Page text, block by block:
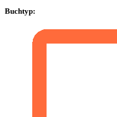
Buchtyp: